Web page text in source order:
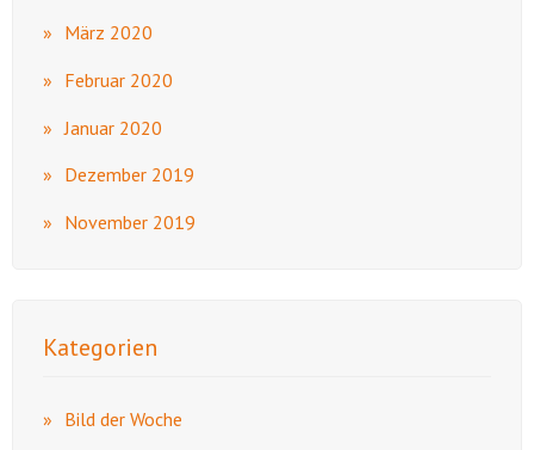
März 2020
Februar 2020
Januar 2020
Dezember 2019
November 2019
Kategorien
Bild der Woche